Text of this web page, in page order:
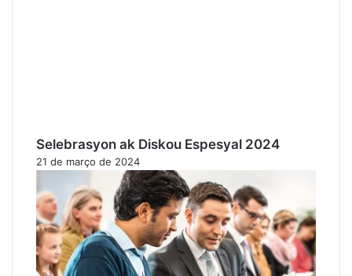
Selebrasyon ak Diskou Espesyal 2024
21 de março de 2024